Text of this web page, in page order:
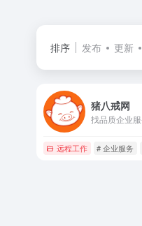
排序 发布 更新
猪八戒网
远程工作 # 企业服务